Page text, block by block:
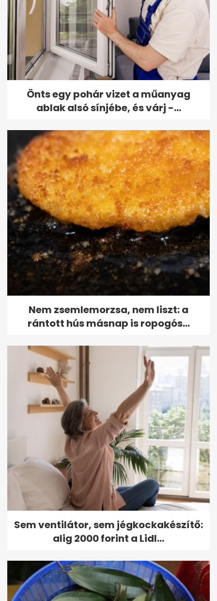
Önts egy pohár vizet a műanyag
ablak alsó sínjébe, és várj -...
Nem zsemlemorzsa, nem liszt: a
rántott hús másnap is ropogós...
Sem ventilátor, sem jégkockakészítő:
alig 2000 forint a Lidl...